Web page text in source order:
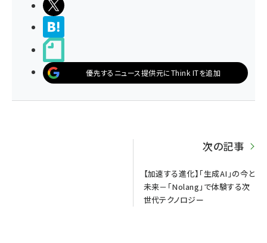
優先するニュース提供元にThink ITを追加
次の記事
【加速する進化】「生成AI」の今と
未来－「Nolang」で体験する次
世代テクノロジー